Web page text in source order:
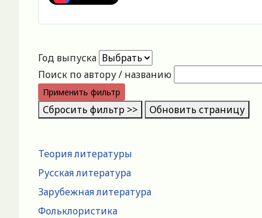
Теория литературы
Русская литература
Зарубежная литература
Фольклористика
Год выпуска
Поиск по автору / названию
Применить фильтр
Сбросить фильтр >> Обновить страницу